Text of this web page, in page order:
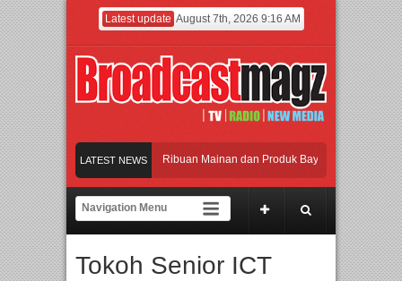
Latest update August 7th, 2026 9:16 AM
LATEST NEWS
Jakarta dengan Ribuan Mainan dan Produk Bayi dari Seluruh Dunia,
Gerbang Inovasi dan Peluang Bisnis Industri Gifts dan Housewares Asia
Perpaduan Warisan Dan Semangat Lokal, BIRKENSTOCK INDONESIA
Tokoh Senior ICT